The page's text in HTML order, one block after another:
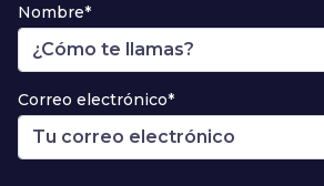
Nombre*
Correo electrónico*